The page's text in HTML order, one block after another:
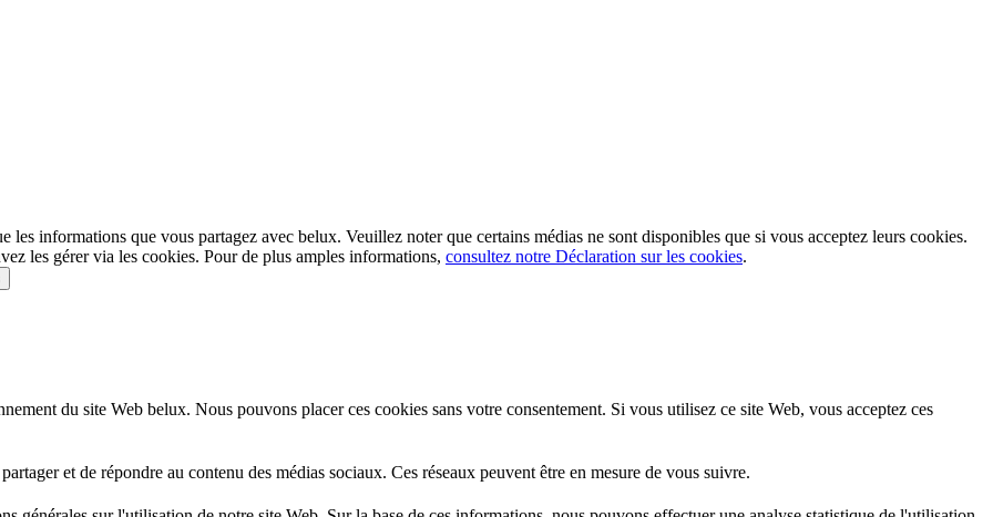
les informations que vous partagez avec belux. Veuillez noter que certains médias ne sont disponibles que si vous acceptez leurs cookies.
les gérer via les cookies. Pour de plus amples informations, consultez notre Déclaration sur les cookies.
du site Web belux. Nous pouvons placer ces cookies sans votre consentement. Si vous utilisez ce site Web, vous acceptez ces
et de répondre au contenu des médias sociaux. Ces réseaux peuvent être en mesure de vous suivre.